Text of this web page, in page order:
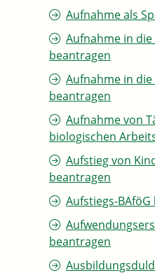
Aufnahme als
Aufnahme in
beantragen
Aufnahme in
beantragen
Aufnahme von
biologischen
Aufstieg von
beantragen
Aufstiegs-
beantragen